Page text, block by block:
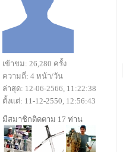
เข้าชม: 26,280 ครั้ง
ความถี่: 4 หน้า/วัน
ล่าสุด: 12-06-2566, 11:22:38
ตั้งแต่: 11-12-2550, 12:56:43
มีสมาชิกติดตาม 17 ท่าน